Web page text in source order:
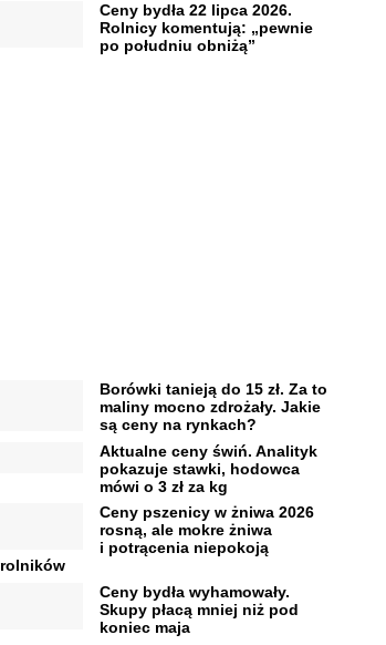
Ceny bydła 22 lipca 2026.
Rolnicy komentują: „pewnie
po południu obniżą”
Borówki tanieją do 15 zł. Za to
maliny mocno zdrożały. Jakie
są ceny na rynkach?
Aktualne ceny świń. Analityk
pokazuje stawki, hodowca
mówi o 3 zł za kg
Ceny pszenicy w żniwa 2026
rosną, ale mokre żniwa
i potrącenia niepokoją
rolników
Ceny bydła wyhamowały.
Skupy płacą mniej niż pod
koniec maja